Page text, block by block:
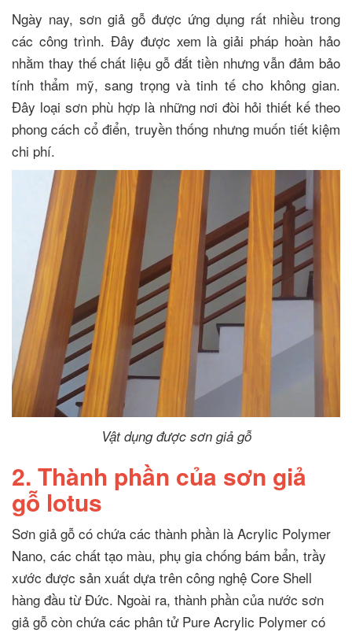
Ngày nay, sơn giả gỗ được ứng dụng rất nhiều trong
các công trình. Đây được xem là giải pháp hoàn hảo
nhằm thay thế chất liệu gỗ đắt tiền nhưng vẫn đảm bảo
tính thẩm mỹ, sang trọng và tinh tế cho không gian.
Đây loại sơn phù hợp là những nơi đòi hỏi thiết kế theo
phong cách cổ điển, truyền thống nhưng muốn tiết kiệm
chi phí.
Vật dụng được sơn giả gỗ
2. Thành phần của sơn giả
gỗ lotus
Sơn giả gỗ có chứa các thành phần là Acrylic Polymer
Nano, các chất tạo màu, phụ gia chống bám bẩn, trầy
xước được sản xuất dựa trên công nghệ Core Shell
hàng đầu từ Đức. Ngoài ra, thành phần của nước sơn
giả gỗ còn chứa các phân tử Pure Acrylic Polymer có